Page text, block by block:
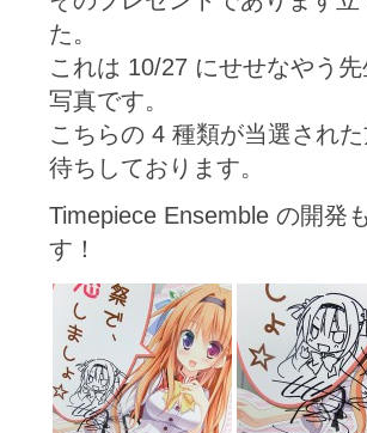
た。
これは 10/27 にせせなやう
写真です。
こちらの 4 種類が当選され
待ちしております。
Timepiece Ensemble の開発
す！